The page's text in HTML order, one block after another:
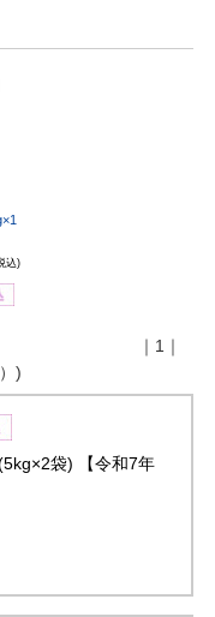
込)
｜1｜
)
袋) 【令和7年